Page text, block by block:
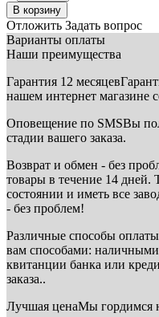
В корзину
Отложить Задать вопрос
Варианты оплаты
Наши преимущества
Гарантия 12 месяцев
нашем интернет магазине
Оповещение по SMSВы
стадии вашего заказа.
Возврат и обмен - без
товары в течение 14
состоянии и иметь все
- без проблем!
Различные способы оплаты
вам способами: наличными
квитанции банка или
заказа..
Лучшая ценаМы гордимся